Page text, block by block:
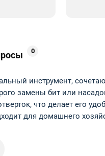
0
инструмент,
замены бит или
что делает его
для домашнего